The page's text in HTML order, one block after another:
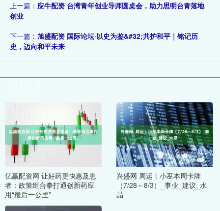
上一篇： 应牛配资 台湾青年创业导师圆桌会，助力思明台青落地
创业
下一篇： 旭盛配资 国际论坛·以史为鉴&#32;共护和平｜铭记历
史，迈向和平未来
亿赢配资网 让好药更快惠及患
者：政策组合拳打通创新药应
用“最后一公里”
兴盛网 周运丨小巫本周卡牌
（7/28～8/3）_事业_建议_水
晶